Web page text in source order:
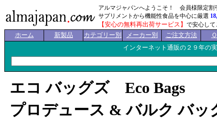
アルマジャパンへようこそ！ 会員様限定割
サプリメントから機能性食品を中心に厳選
【安心の無料再出荷サービス】 で安心し
ホーム 新製品 カテゴリー別 メーカー別 ご注文方法
インターネット通販の２９年の
エコ バッグズ Eco Bags
プロデュース & バルク バッ